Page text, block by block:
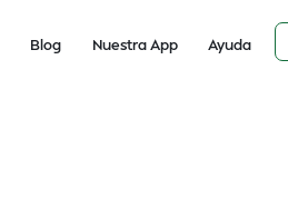
Blog Nuestra App Ayuda